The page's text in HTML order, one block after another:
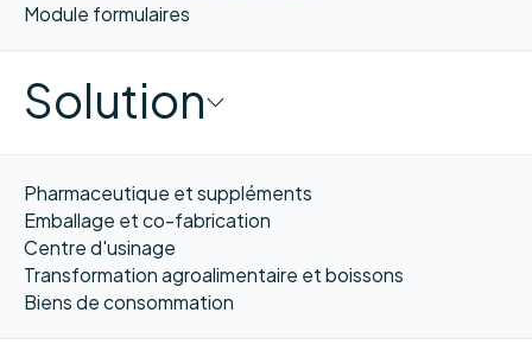
Module formulaires
Solution
Pharmaceutique et suppléments
Emballage et co-fabrication
Centre d'usinage
Transformation agroalimentaire et boissons
Biens de consommation